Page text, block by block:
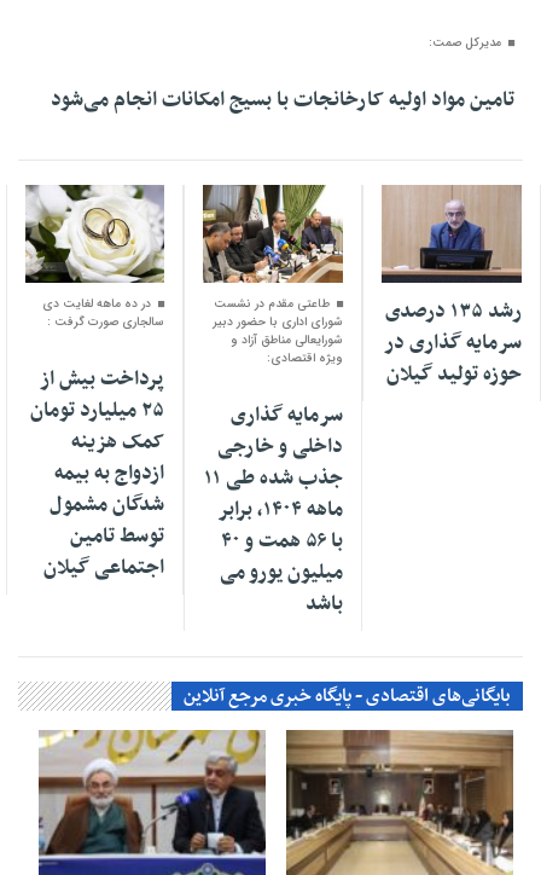
مدیرکل صمت:
تامین مواد اولیه کارخانجات با بسیج امکانات انجام می‌شود
۲۳ فروردین ۱۴۰۵
رشد ۱۳۵ درصدی
سرمایه گذاری در
حوزه تولید گیلان
۰۸ فروردین ۱۴۰۵
طاعتی مقدم در نشست
شورای اداری با حضور دبیر
شورایعالی مناطق آزاد و
ویژه اقتصادی:
سرمایه گذاری
داخلی و خارجی
جذب شده طی ۱۱
ماهه ۱۴۰۴، برابر
با ۵۶ همت و ۴۰
میلیون یورو می
باشد
۰۲ اسفند ۱۴۰۴
در ده ماهه لغایت دی
سالجاری صورت گرفت :
پرداخت بیش از
۲۵ میلیارد تومان
کمک هزینه
ازدواج به بیمه
شدگان مشمول
توسط تامین
اجتماعی گیلان
بایگانی‌های اقتصادی - پایگاه خبری مرجع آنلاین
۱۹ بهمن ۱۴۰۴ ۱۲ بهمن ۱۴۰۴